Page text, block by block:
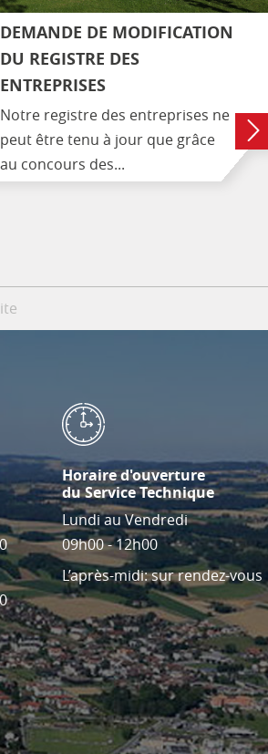
DEMANDE DE MODIFICATION
DU REGISTRE DES
ENTREPRISES
Notre registre des entreprises ne
peut être tenu à jour que grâce
au concours des...
Horaire d'ouverture
du Service Technique
Lundi au Vendredi
09h00 - 12h00
L’après-midi: sur rendez-vous